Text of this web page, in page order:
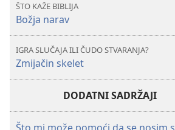
ŠTO KAŽE BIBLIJA
Božja narav
IGRA SLUČAJA ILI ČUDO STVARANJA?
Zmijačin skelet
DODATNI SADRŽAJI